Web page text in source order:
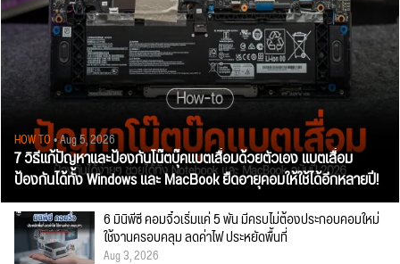
HOW TO• Aug 5, 2026
7 วิธีแก้ปัญหาและป้องกันโน๊ตบุ๊คแบตเสื่อมด้วยตัวเอง แบตเสื่อม
ป้องกันได้ทั้ง Windows และ MacBook ยืดอายุคอมให้ใช้ได้อีกหลายปี!
6 มินิพีซี คอมจิ๋วเริ่มแค่ 5 พัน มีครบไม่ต้องประกอบคอมใหม่
ใช้งานครอบคลุม ลดค่าไฟ ประหยัดพื้นที่
Aug 3, 2026